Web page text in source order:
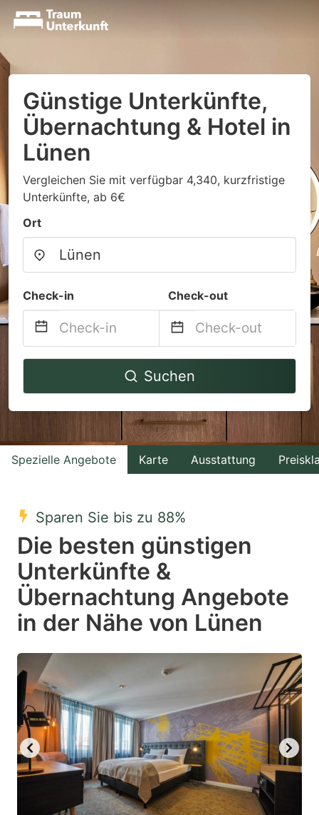
Günstige Unterkünfte,
Übernachtung & Hotel in
Lünen
Vergleichen Sie mit verfügbar 4,340, kurzfristige
Unterkünfte, ab 6€
Ort
Check-in Check-out
Navigate
to
interact
with
the
select
a
date.
Press
question
mark
key
to
get
the
keyboard
shortcuts
for
Navigate
to
interact
with
the
a
Press
the
question
mark
to
get
the
keyboard
shortcuts
for
Suchen
Spezielle Angebote Karte Ausstattung
Sparen Sie bis zu 88%
Die besten günstigen
Unterkünfte &
Übernachtung Angebote
in der Nähe von Lünen